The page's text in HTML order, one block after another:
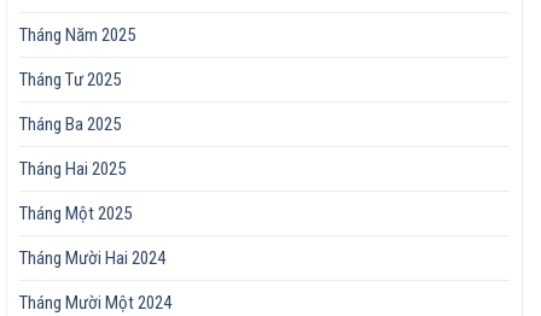
Tháng Năm 2025
Tháng Tư 2025
Tháng Ba 2025
Tháng Hai 2025
Tháng Một 2025
Tháng Mười Hai 2024
Tháng Mười Một 2024